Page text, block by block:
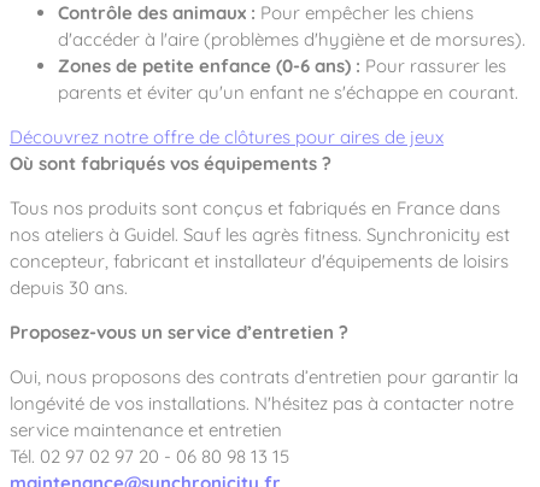
Contrôle des animaux : Pour empêcher les chiens
d'accéder à l'aire (problèmes d'hygiène et de morsures).
Zones de petite enfance (0-6 ans) : Pour rassurer les
parents et éviter qu'un enfant ne s'échappe en courant.
Découvrez notre offre de clôtures pour aires de jeux
Où sont fabriqués vos équipements ?
Tous nos produits sont conçus et fabriqués en France dans
nos ateliers à Guidel. Sauf les agrès fitness. Synchronicity est
concepteur, fabricant et installateur d'équipements de loisirs
depuis 30 ans.
Proposez-vous un service d’entretien ?
Oui, nous proposons des contrats d’entretien pour garantir la
longévité de vos installations. N'hésitez pas à contacter notre
service maintenance et entretien
Tél. 02 97 02 97 20 - 06 80 98 13 15